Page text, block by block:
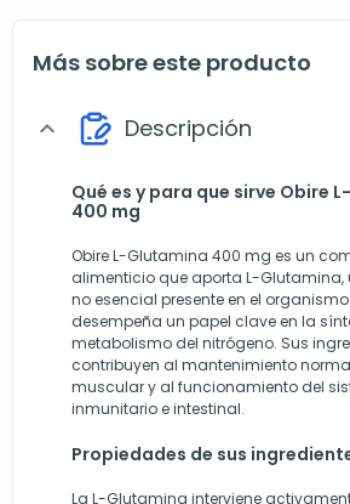
Más sobre este producto
expand_more Descripción
Qué es y para que sirve Obire
400 mg
Obire L-Glutamina 400 mg es un
alimenticio que aporta L-
no esencial presente en el
desempeña un papel clave en la
metabolismo del nitrógeno. Sus
contribuyen al mantenimiento
muscular y al funcionamiento del
inmunitario e intestinal.
Propiedades de sus
La L-Glutamina interviene